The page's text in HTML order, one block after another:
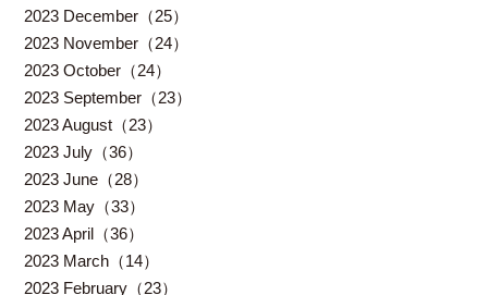
2023 December（25）
2023 November（24）
2023 October（24）
2023 September（23）
2023 August（23）
2023 July（36）
2023 June（28）
2023 May（33）
2023 April（36）
2023 March（14）
2023 February（23）